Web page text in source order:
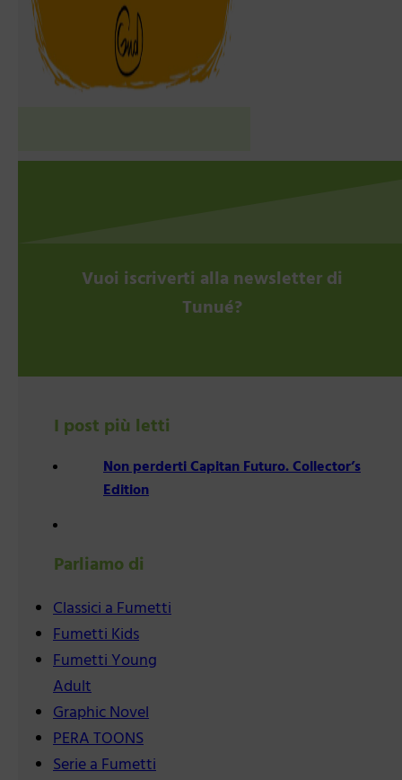
Vuoi iscriverti alla newsletter di
Tunué?
I post più letti
Non perderti Capitan Futuro. Collector’s
Edition
Parliamo di
Classici a Fumetti
Fumetti Kids
Fumetti Young
Adult
Graphic Novel
PERA TOONS
Serie a Fumetti